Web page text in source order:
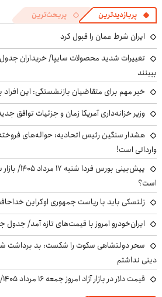
پربازدیدترین پربحث‌ترین
ایران شرط عمان را قبول کرد
ببینند
خبر مهم برای متقاضیان بازنشستگی: این افراد باید ۵ سال بیشتر
وزیر خزانه‌داری آمریکا زمان و جزئیات توافق جدید
هشدار سنگین رئیس اتحادیه: حواله‌های
وارداتی است!
پیش‌بینی
است؟
زلنسکی باید با ریاست جمهوری اوکراین
ایران‌خودرو امروز با قیمت‌های تازه آمد/ جدول جمعه ۱۶
سحر دولتشاهی سکوت را شکست: بد برداشت
دینی نداشتم
قیمت دلار در بازار آزاد امروز جمعه ۱۶ مرداد ۱۴۰۵/ قیمت‌ها ریخت؟ +جدول